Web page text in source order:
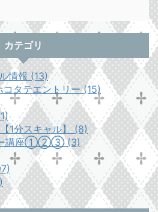
カテゴリ
情報 (13)
タテエントリー (15)
1分スキャル】 (8)
ー講座①②③ (3)